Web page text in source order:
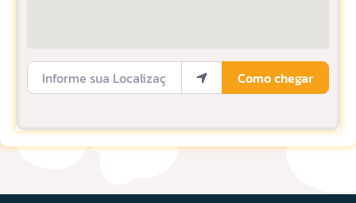
Informe sua Localização
Como chegar